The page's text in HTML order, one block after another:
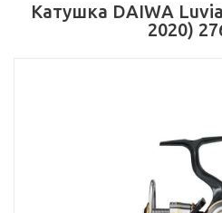
Катушка DAIWA
2020)